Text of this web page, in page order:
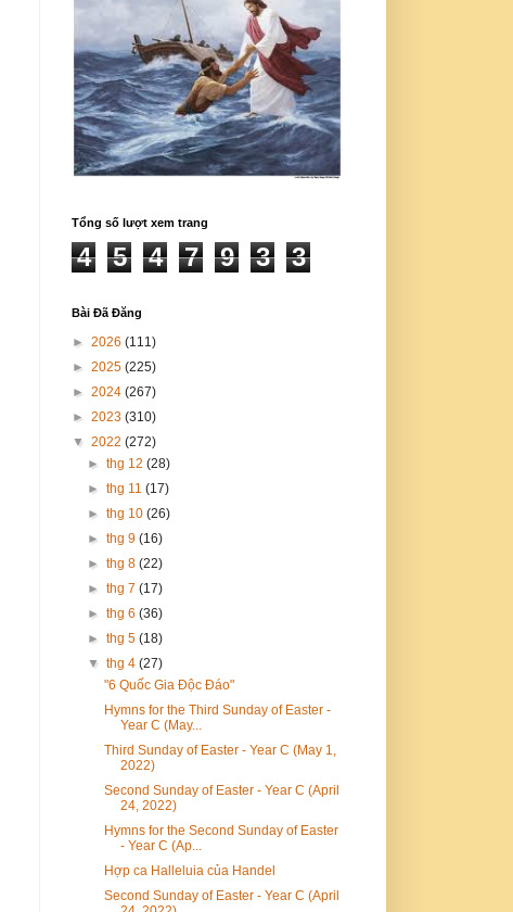
Tổng số lượt xem trang
4 5 4 7 9 3 3
Bài Đã Đăng
► 2026 (111)
► 2025 (225)
► 2024 (267)
► 2023 (310)
▼ 2022 (272)
►thg 12(28)
►thg 11(17)
►thg 10(26)
►thg 9(16)
►thg 8(22)
►thg 7(17)
►thg 6(36)
►thg 5(18)
▼thg 4(27)
"6 Quốc Gia Độc Đáo"
Hymns for the Third Sunday of Easter -
Year C (May...
Third Sunday of Easter - Year C (May 1,
2022)
Second Sunday of Easter - Year C (April
24, 2022)
Hymns for the Second Sunday of Easter
- Year C (Ap...
Hợp ca Halleluia của Handel
Second Sunday of Easter - Year C (April